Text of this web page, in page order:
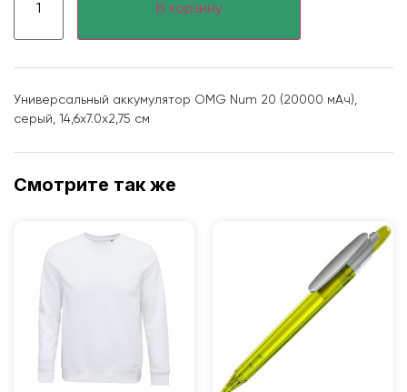
В корзину
Универсальный аккумулятор OMG Num 20 (20000 мАч),
серый, 14,6х7.0х2,75 см
Смотрите так же